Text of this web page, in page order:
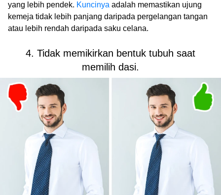
yang lebih pendek. Kuncinya adalah memastikan ujung
kemeja tidak lebih panjang daripada pergelangan tangan
atau lebih rendah daripada saku celana.
4. Tidak memikirkan bentuk tubuh saat
memilih dasi.